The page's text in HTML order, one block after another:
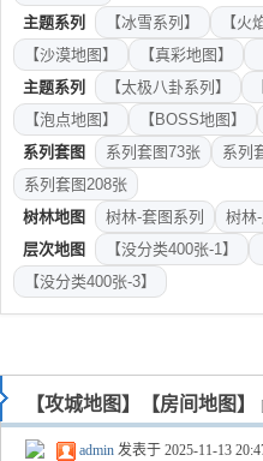
主题系列
【冰雪系列】 【火
【沙漠地图】
【真彩地图】
主题系列
【太极八卦系列】
【泡点地图】
【BOSS地图】
系列套图
系列套图73张 系列
系列套图208张
树林地图
树林-套图系列 树林
层次地图
【没分类400张-1】
【没分类400张-3】
【攻城地图】【房间地图】
admin 发表于 2025-11-13